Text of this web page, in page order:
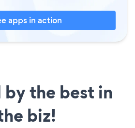
apps in action
by the best in
biz!